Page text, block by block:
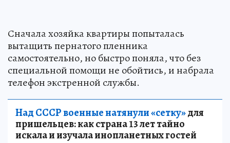
Сначала хозяйка квартиры попыталась
вытащить пернатого пленника
самостоятельно, но быстро поняла, что без
специальной помощи не обойтись, и набрала
телефон экстренной службы.
Над СССР военные натянули «сетку»для
пришельцев: как страна 13 лет тайно
искала и изучала инопланетных гостей